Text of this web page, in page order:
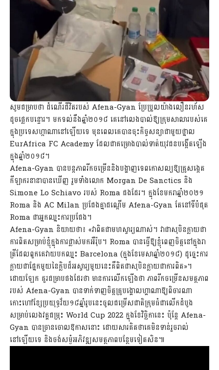
សូមជម្រាប​ថា ដំណើរ​ជីវិត​របស់ Afena-Gyan ប្រែប្រួល​យ៉ាង​លឿន​រហ័ស​
ដូច​ផ្លេក​បន្ទោរ។ មក​ទល់​នឹង​ឆ្នាំ​២០១៨ គេ​នៅ​លេង​បាល់​ឱ្យ​ក្រុម​សាលា​របស់​គេ​
ក្នុងប្រទេសហ្កាណានៅឡើយ​ទេ មុន​ពេល​គេ​បាន​ចុះ​កិច្ចសន្យា​ជាមួយ​ថ្នាល
EurAfrica FC Academy ដែល​ជា​គម្រោងបាល់ទាត់​យុវជន​បង្កើត​ឡើង​
ក្នុង​ឆ្នាំ​២០១៨​។
Afena-Gyan ​បាន​បន្ត​ភាព​រីក​ចម្រើន​និង​បង្ហាញ​ទេពកោសល្យ​ឱ្យ​គ្រូ​សង្កេត​
កីឡាករ​នានា​បានឃើញ រួមទាំង​លោក Morgan De Sanctics និង
Simone Lo Schiavo របស់ Roma ផង​ដែរ​។ ក្នុង​ខែ​មករា​​ឆ្នាំ​២០២១
Roma និង AC Milan ​ប្រជែង​គ្នាដណ្ដើម Afena-Gyan តែ​នៅ​ទី​បំផុត
Roma ជាអ្នក​ឈ្នះ​ការ​ប្រជែង​។
Afena-Gyan និយាយ​ថា​៖ «វា​ពិត​ជា​មហស្ចារ្យ​ណាស់​។ វា​ជា​សុបិន​ក្លាយ​ជា​
ការ​ពិត​សម្រាប់​ខ្ញុំ​ក្នុងការ​ផ្លាស់​មក​អឺរ៉ុប​។ Roma បាន​ធ្វើ​ឱ្យ​ខ្ញុំ​ពេញ​ចិត្ត​នៅ​ក្នុង​រា
ត្រី​ដែល​ពួក​គេ​វាយ​បក​ឈ្នះ Barcelona (ក្នុង​ខែ​មេសា​ឆ្នាំ​២០១៨) ដូច្នេះ​ការ​
ក្លាយ​ជា​ផ្នែក​មួយ​នៃ​ក្លិប​ដ៏​អស្ចារ្យ​មួយ​នេះ​គឺ​ពិត​ជា​សុបិន​ក្លាយ​ជា​ការពិត»។
ដោយឡែក គួរជម្រាបផងដែរថា មានការលើកឡើងថា ភាពរីកចម្រើនសមត្ថភាព
របស់ Afena-Gyan បានទាក់ទាញចិត្តគ្រូបង្គោលហ្គាណាឱ្យពិចារណា
កោះហៅខ្សែប្រយុទ្ធវ័យ១៨ឆ្នាំរូបនេះចូលជម្រើសជាតិក្រុមធំជាលើកដំបូង
សម្រាប់លេងវគ្គជម្រុះ World Cup 2022 ក្នុងខែវិច្ឆិកានេះ ប៉ុន្តែ Afena-
Gyan បានច្រានចោលឱកាសនោះ ដោយសារគិតថាគេមិនទាន់រួចរាល់
នៅឡើយទេ និងចង់សម្ងំអភិវឌ្ឍសមត្ថភាពបន្ថែមទៀតសិន៕